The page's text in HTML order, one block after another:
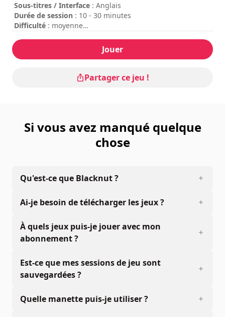
Sous-titres / Interface : Anglais
Durée de session : 10 - 30 minutes
Difficulté : moyenne
Pour ajouter des crédits, appuyez sur la touche "C" de
votre clavier ou le bouton "Start" de votre manette.
Jouer
Partager ce jeu !
Si vous avez manqué quelque
chose
Qu'est-ce que Blacknut ?
Ai-je besoin de télécharger les jeux ?
À quels jeux puis-je jouer avec mon
abonnement ?
Est-ce que mes sessions de jeu sont
sauvegardées ?
Quelle manette puis-je utiliser ?